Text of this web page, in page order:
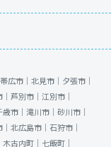
帯広市｜ 北見市｜ 夕張市｜
芦別市｜ 江別市｜
歳市｜ 滝川市｜ 砂川市｜
北広島市｜ 石狩市｜
木古内町｜ 七飯町｜